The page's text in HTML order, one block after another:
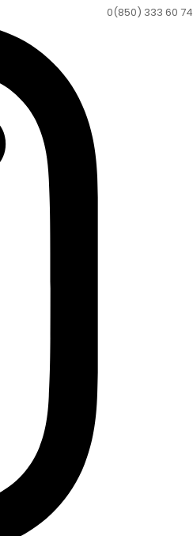
0(850) 333 60 74